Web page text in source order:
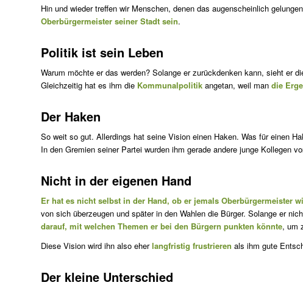
Hin und wieder treffen wir Men­schen, denen das augenscheinlich
Oberbürgermeister seiner Stadt sein.
Politik ist sein Leben
Warum möchte er das werden? Solange er zurückdenken kann, sieht er
Gleichzeitig hat es ihm die Kommunalpolitik angetan, weil man die
Der Haken
So weit so gut. Allerdings hat seine Vision einen Haken. Was für einen
In den Gremien seiner Partei wurden ihm gerade andere junge Kolle­gen
Nicht in der eigenen Hand
Er hat es nicht selbst in der Hand, ob er jemals Oberbürgermeister
von sich überzeugen und später in den Wahlen die Bürger. Solange er
darauf, mit welchen Themen er bei den Bürgern punkten könnte, um
Diese Vision wird ihn also eherlangfristig frustrieren als ihm gute
Der kleine Unterschied